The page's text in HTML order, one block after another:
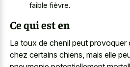
faible fièvre.
Ce qui est en
La toux de chenil peut provoquer
chez certains chiens, mais elle